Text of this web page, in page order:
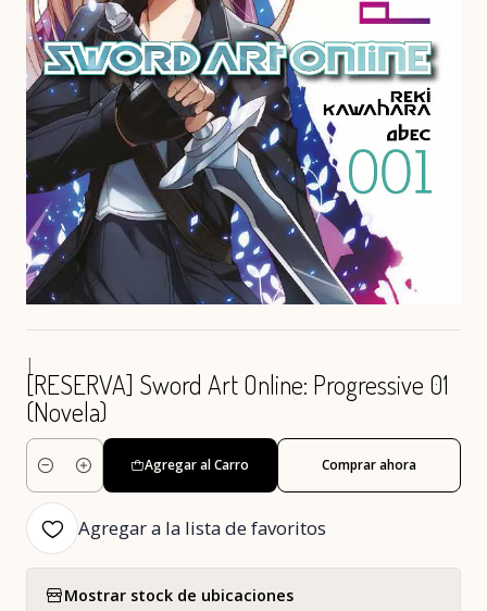
|
[RESERVA] Sword Art Online: Progressive 01
(Novela)
Cantidad
Agregar al Carro Comprar ahora
Agregar a la lista de favoritos
Mostrar stock de ubicaciones